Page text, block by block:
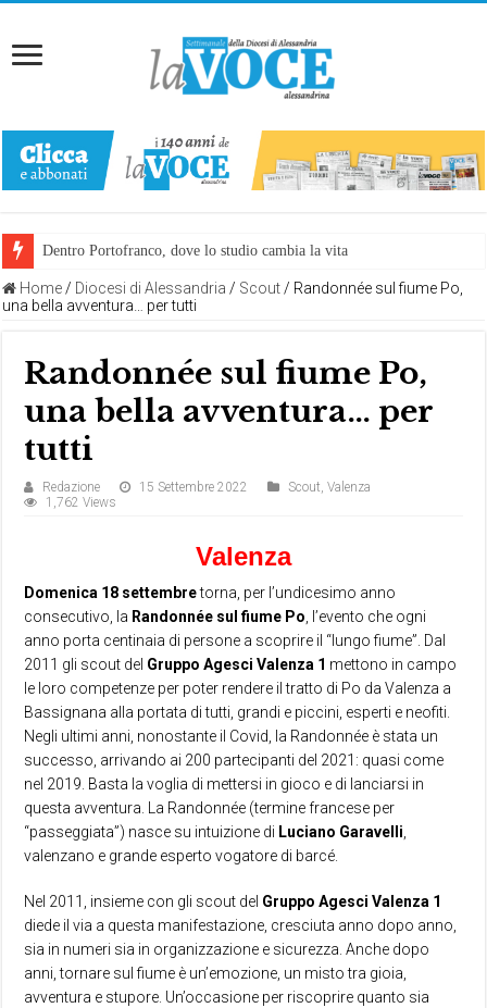
Dentro Portofranco, dove lo studio cambia la vita
Home / Diocesi di Alessandria / Scout / Randonnée sul fiume Po,
una bella avventura… per tutti
Randonnée sul fiume Po,
una bella avventura… per
tutti
Redazione 15 Settembre 2022 Scout,Valenza
1,762 Views
Valenza
Domenica 18 settembretorna, per l’undicesimo anno
consecutivo, la Randonnée sul fiume Po , l’evento che ogni
anno porta centinaia di persone a scoprire il “lungo fiume”. Dal
2011 gli scout del Gruppo Agesci Valenza 1 mettono in campo
le loro competenze per poter rendere il tratto di Po da Valenza a
Bassignana alla portata di tutti, grandi e piccini, esperti e neofiti.
Negli ultimi anni, nonostante il Covid, la Randonnée è stata un
successo, arrivando ai 200 partecipanti del 2021: quasi come
nel 2019. Basta la voglia di mettersi in gioco e di lanciarsi in
questa avventura. La Randonnée (termine francese per
“passeggiata”) nasce su intuizione di Luciano Garavelli
valenzano e grande esperto vogatore di barcé.
Nel 2011, insieme con gli scout del Gruppo Agesci Valenza 1
diede il via a questa manifestazione, cresciuta anno dopo anno,
sia in numeri sia in organizzazione e sicurezza. Anche dopo
anni, tornare sul fiume è un’emozione, un misto tra gioia,
avventura e stupore. Un’occasione per riscoprire quanto sia